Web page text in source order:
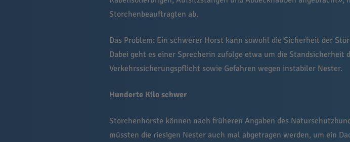
Storchenbeauftragten ab.
Das Problem: Ein schwerer Horst kann sowohl die Sicherheit der
Dabei geht es einer Sprecherin zufolge etwa um die Standsicherheit
Verkehrssicherungspflicht sowie Gefahren wegen instabiler Nester.
Hunderte Kilo schwer
Storchenhorste können nach früheren Angaben des
müssten die riesigen Nester auch mal abgetragen werden, um ein